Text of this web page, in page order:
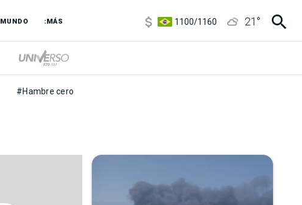
MUNDO :MÁS
1100/1160
21 °
#Hambre cero